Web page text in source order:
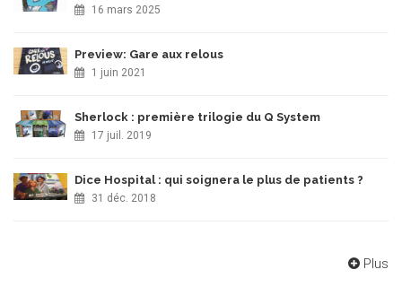
16 mars 2025
Preview: Gare aux relous
1 juin 2021
Sherlock : première trilogie du Q System
17 juil. 2019
Dice Hospital : qui soignera le plus de patients ?
31 déc. 2018
Plus